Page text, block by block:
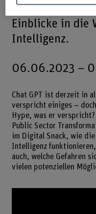
eigentlich?
Einblicke in die
Intelligenz.
06.06.2023 –
Chat GPT ist derzeit in
verspricht einiges –
Hype, was er
Public Sector
im Digital Snack, wie
Intelligenz
auch, welche Gefahren
vielen potenziellen